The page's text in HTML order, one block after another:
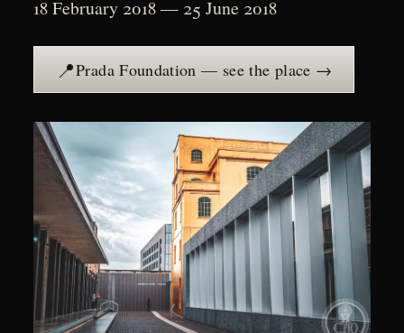
18 February 2018 — 25 June 2018
📍Prada Foundation — see the place →